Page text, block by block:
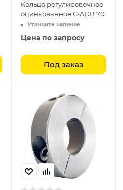
Кольцо регулировочное
оцинкованное C-ADB 70
Уточните наличие
Цена по запросу
Под заказ